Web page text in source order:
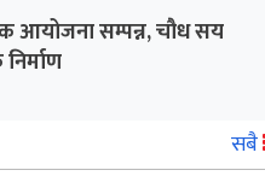
आयोजना सम्पन्न, चौध सय
सबै